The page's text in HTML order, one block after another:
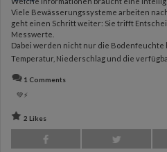
Viele Bewässerungssysteme arbeiten
geht einen Schritt weiter: Sie trifft
Messwerte.
Dabei werden nicht nur die
Temperatur, Niederschlag und die
1 Comments
💚⚡️
2 Likes